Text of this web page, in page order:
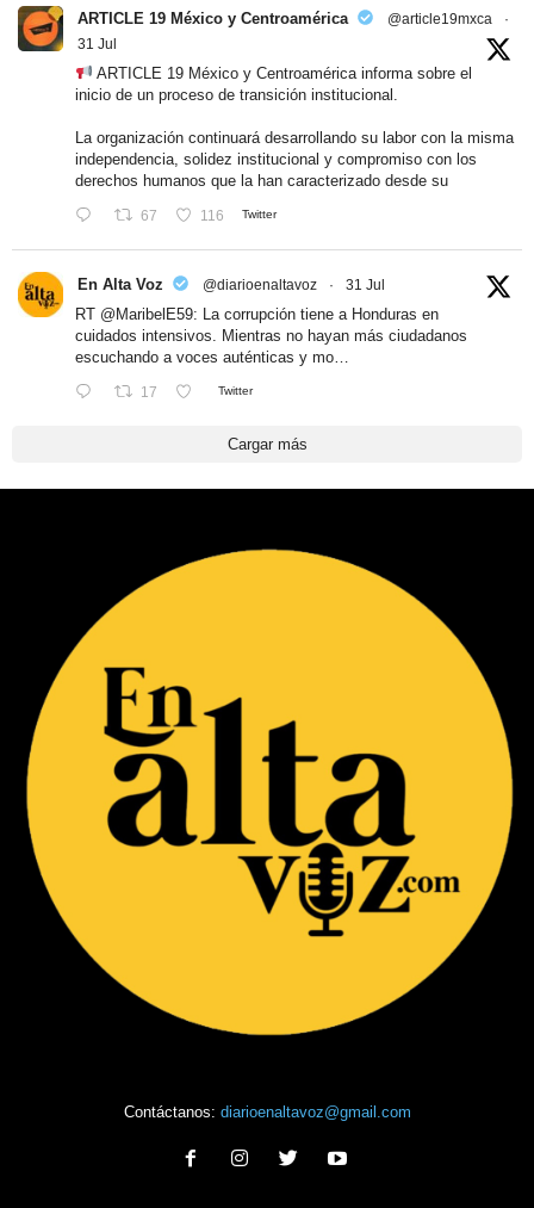
ARTICLE 19 México y Centroamérica @article19mxca
·
31 Jul
ARTICLE 19 México y Centroamérica informa sobre el
inicio de un proceso de transición institucional.
La organización continuará desarrollando su labor con la misma
independencia, solidez institucional y compromiso con los
derechos humanos que la han caracterizado desde su
67 116 Twitter
En Alta Voz @diarioenaltavoz · 31 Jul
RT @MaribelE59: La corrupción tiene a Honduras en
cuidados intensivos. Mientras no hayan más ciudadanos
escuchando a voces auténticas y mo…
17 Twitter
Cargar más
Contáctanos: diarioenaltavoz@gmail.com